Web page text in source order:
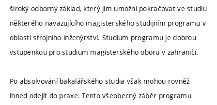
široký odborný základ, který jim umožní pokračovat ve studiu
některého navazujícího magisterského studijním programu v
oblasti strojního inženýrství. Studium programu je dobrou
vstupenkou pro studium magisterského oboru v zahraničí.
Po absolvování bakalářského studia však mohou rovněž
ihned odejít do praxe. Tento všeobecný záběr programu